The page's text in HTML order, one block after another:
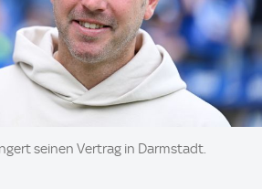
seinen Vertrag in Darmstadt.